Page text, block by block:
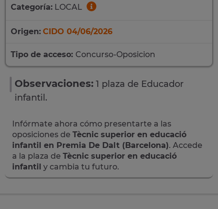
Categoría: LOCAL
Origen: CIDO 04/06/2026
Tipo de acceso: Concurso-Oposicion
Observaciones: 1 plaza de Educador
infantil.
Infórmate ahora cómo presentarte a las
oposiciones de Tècnic superior en educació
infantil en Premia De Dalt (Barcelona). Accede
a la plaza de Tècnic superior en educació
infantil y cambia tu futuro.